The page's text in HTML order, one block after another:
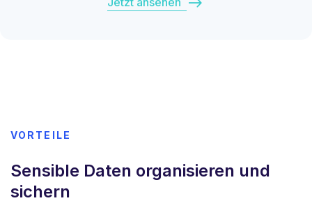
VORTEILE
Sensible Daten organisieren und
sichern